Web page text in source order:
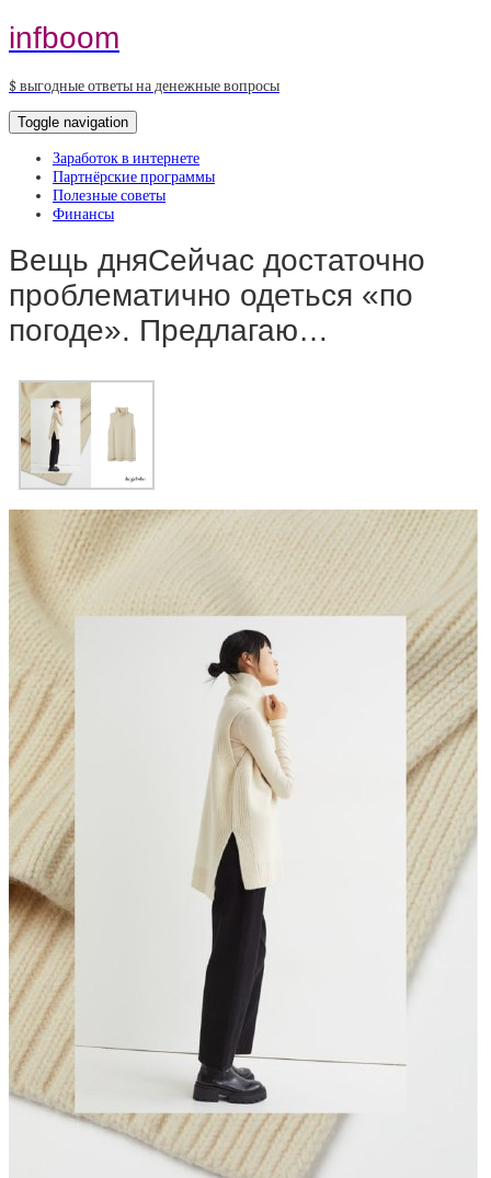
infboom
$ выгодные ответы на денежные вопросы
Toggle navigation
Заработок в интернете
Партнёрские программы
Полезные советы
Финансы
Вещь дняСейчас достаточно
проблематично одеться «по
погоде». Предлагаю…